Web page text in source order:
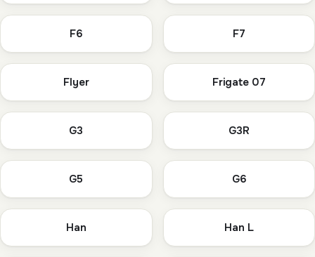
F6 F7
Flyer Frigate 07
G3 G3R
G5 G6
Han Han L